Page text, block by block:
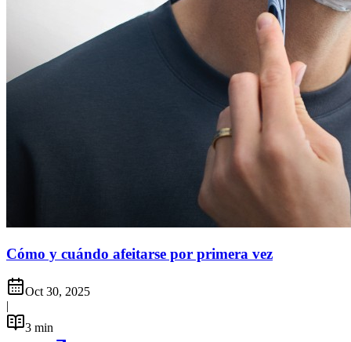
Cómo y cuándo afeitarse por primera vez
Oct 30, 2025
|
3 min